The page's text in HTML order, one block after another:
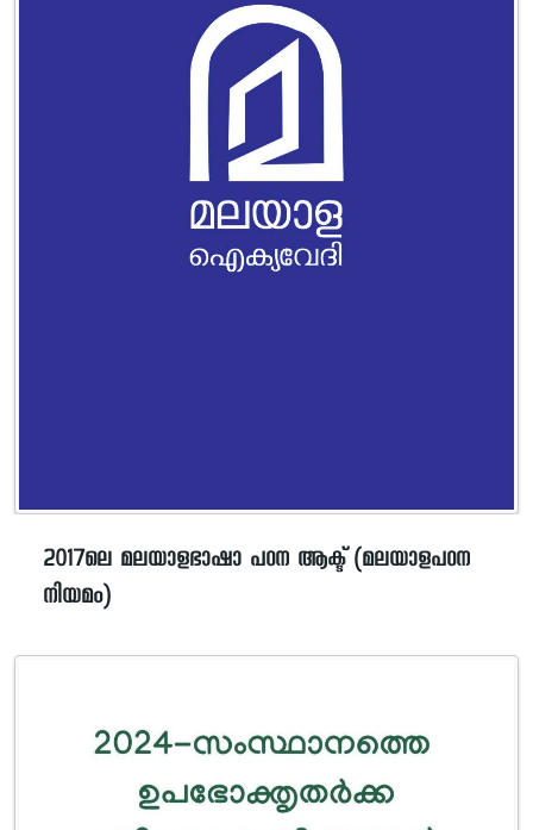
2017ലെ മലയാളഭാഷാ പഠന ആക്ട് (മലയാളപഠന
നിയമം)